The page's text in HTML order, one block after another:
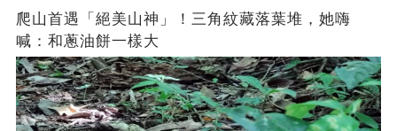
爬山首遇「絕美山神」！三角紋藏落葉堆，她嗨
喊：和蔥油餅一樣大